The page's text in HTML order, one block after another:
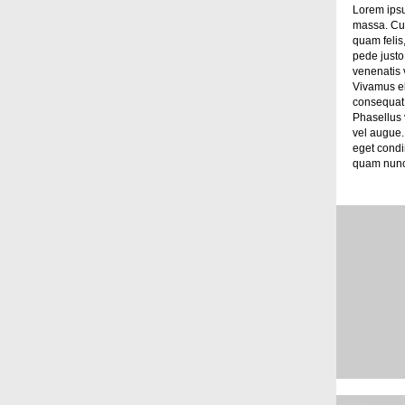
Lorem
massa.
quam
pede
venenatis
Vivamus
Phasellus
vel
eget
quam